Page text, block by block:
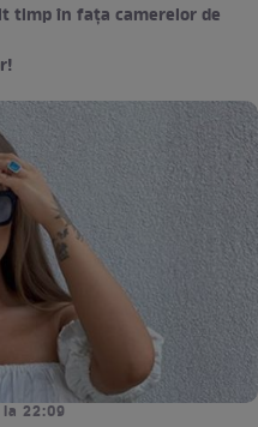
timp în fața camerelor de
22:09